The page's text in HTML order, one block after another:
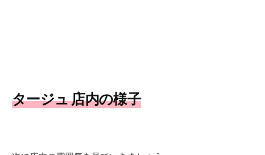
タージュ 店内の様子